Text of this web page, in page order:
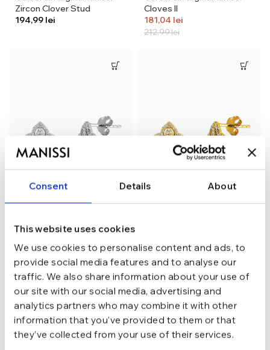
Consent Details About
This website uses cookies
We use cookies to personalise content and ads, to
provide social media features and to analyse our
traffic. We also share information about your use of
our site with our social media, advertising and
analytics partners who may combine it with other
information that you’ve provided to them or that
they’ve collected from your use of their services.
Zircon Clover Stud
lei
Cloves II
212,99lei
181,04 lei
Cercei din argint Manissi
Cloves I
194,99lei
165,74lei
Cercei din argint Manissi
Cloves I Gold
194,99lei
165,74 lei